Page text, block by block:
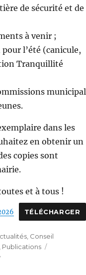
de sécurité et de
à venir ;
l’été (canicule,
Tranquillité
dans les
en obtenir un
copies sont
et à tous !
TÉLÉCHARGER
, Conseil
Publications